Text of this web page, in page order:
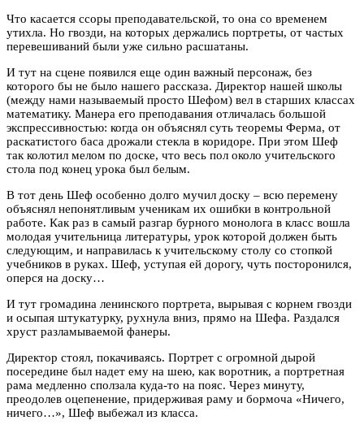
Что касается ссоры преподавательской, то она со временем
утихла. Но гвозди, на которых держались портреты, от частых
перевешиваний были уже сильно расшатаны.
И тут на сцене появился еще один важный персонаж, без
которого бы не было нашего рассказа. Директор нашей школы
(между нами называемый просто Шефом) вел в старших классах
математику. Манера его преподавания отличалась большой
экспрессивностью: когда он объяснял суть теоремы Ферма, от
раскатистого баса дрожали стекла в коридоре. При этом Шеф
так колотил мелом по доске, что весь пол около учительского
стола под конец урока был белым.
В тот день Шеф особенно долго мучил доску – всю перемену
объяснял непонятливым ученикам их ошибки в контрольной
работе. Как раз в самый разгар бурного монолога в класс вошла
молодая учительница литературы, урок которой должен быть
следующим, и направилась к учительскому столу со стопкой
учебников в руках. Шеф, уступая ей дорогу, чуть посторонился,
оперся на доску…
И тут громадина ленинского портрета, вырывая с корнем гвозди
и осыпая штукатурку, рухнула вниз, прямо на Шефа. Раздался
хруст разламываемой фанеры.
Директор стоял, покачиваясь. Портрет с огромной дырой
посередине был надет ему на шею, как воротник, а портретная
рама медленно сползала куда-то на пояс. Через минуту,
преодолев оцепенение, придерживая раму и бормоча «Ничего,
ничего…», Шеф выбежал из класса.